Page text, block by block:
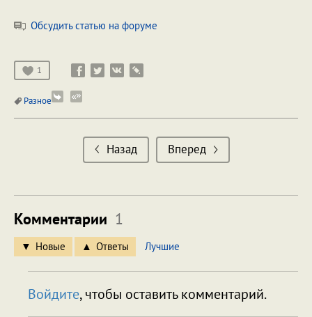
Обсудить статью на форуме
1
Разное
Назад Вперед
Комментарии 1
Новые Ответы Лучшие
Войдите, чтобы оставить комментарий.